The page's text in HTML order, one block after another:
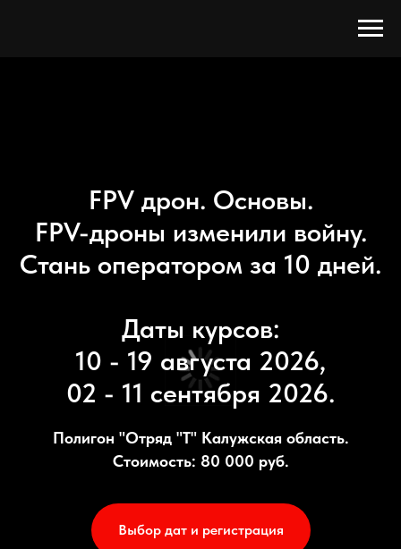
FPV дрон. Основы.
FPV-дроны изменили войну.
Стань оператором за 10 дней.
Даты курсов:
10 - 19 августа 2026,
02 - 11 сентября 2026.
Полигон "Отряд "Т" Калужская область.
Стоимость: 80 000 руб.
Выбор дат и регистрация